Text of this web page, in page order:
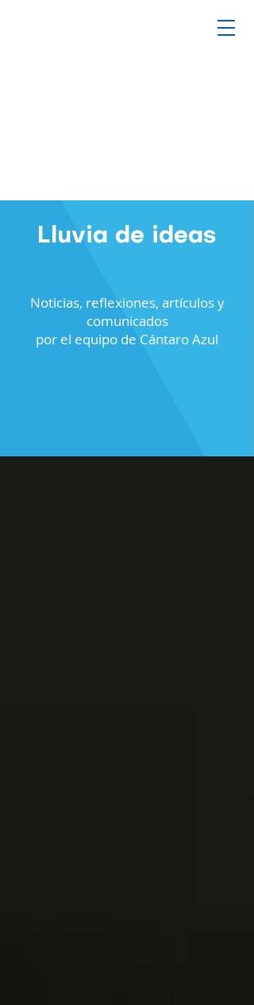
Lluvia de ideas
Noticias, reflexiones, artículos y
comunicados
por el equipo de Cántaro Azul